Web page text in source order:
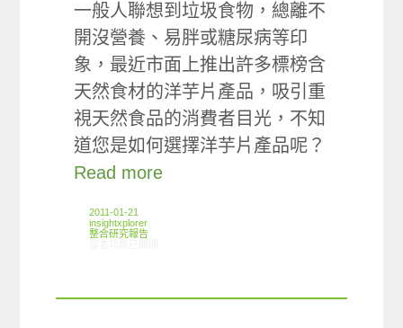
一般人聯想到垃圾食物，總離不
開沒營養、易胖或糖尿病等印
象，最近市面上推出許多標榜含
天然食材的洋芋片產品，吸引重
視天然食品的消費者目光，不知
道您是如何選擇洋芋片產品呢？
Read more
2011-01-21
insightxplorer
整合研究報告